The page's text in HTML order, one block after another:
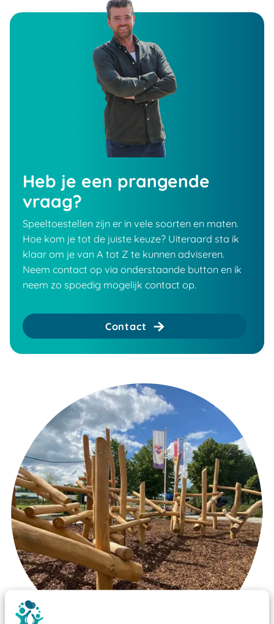
Heb je een prangende
vraag?
Speeltoestellen zijn er in vele soorten en maten.
Hoe kom je tot de juiste keuze? Uiteraard sta ik
klaar om je van A tot Z te kunnen adviseren.
Neem contact op via onderstaande button en ik
neem zo spoedig mogelijk contact op.
Contact